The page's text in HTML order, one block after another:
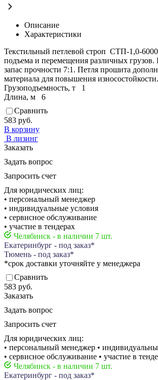
Описание
Характеристики
Текстильный петлевой строп СТП-1,0-6000
подъема и перемещения различных грузов.
запас прочности 7:1. Петля прошита
материала для повышения износостойкости.
Грузоподъемность, т
1
Длина, м
6
Сравнить
583 руб.
В корзину
В лизинг
Заказать
Задать вопрос
Запросить счет
Для юридических лиц:
• персональный менеджер
• индивидуальные условия
• сервисное обслуживание
• участие в тендерах
Челябинск - в наличии 7 шт.
Екатеринбург - под заказ*
Тюмень - под заказ*
*срок доставки уточняйте у менеджера
Сравнить
583 руб.
Заказать
Задать вопрос
Запросить счет
Для юридических лиц:
• персональный менеджер •
• сервисное обслуживание • участие в
Челябинск - в наличии 7 шт.
Екатеринбург - под заказ*